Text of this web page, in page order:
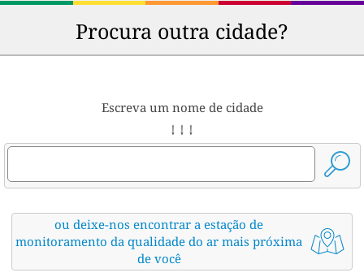
Procura outra cidade?
Escreva um nome de cidade
↓ ↓ ↓
ou deixe-nos encontrar a estação de
monitoramento da qualidade do ar mais próxima
de você